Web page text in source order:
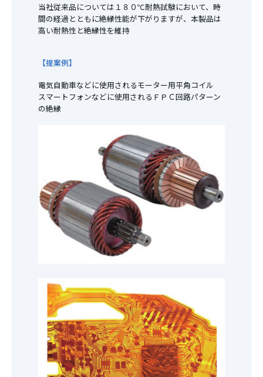
当社従来品については１８０℃耐熱試験において、時
間の経過とともに絶縁性能が下がりますが、本製品は
高い耐熱性と絶縁性を維持
【提案例】
電気自動車などに使用されるモーター用平角コイル
スマートフォンなどに使用されるＦＰＣ回路パターン
の絶縁